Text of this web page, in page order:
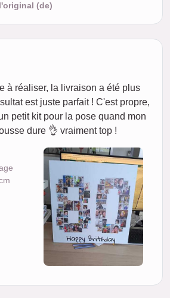
(de)
à réaliser, la livraison a été plus
est juste parfait ! C'est propre,
petit kit pour la pose quand mon
dure 👌 vraiment top !